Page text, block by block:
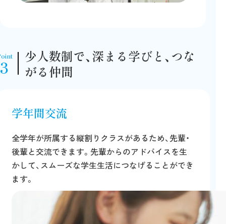
3
少人数制で、深まる学びと、つな
がる仲間
学年間交流
全学年が所属する縦割りクラスがあるため、先輩・
後輩と交流できます。先輩からのアドバイスを生
かして、スムーズな学生生活につなげることができ
ます。